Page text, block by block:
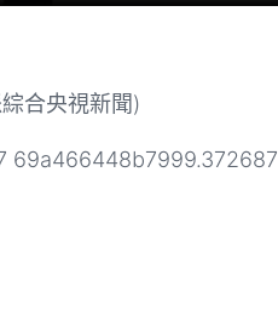
合央視新聞)